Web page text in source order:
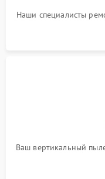
Наши специалисты
Ваш вертикальный